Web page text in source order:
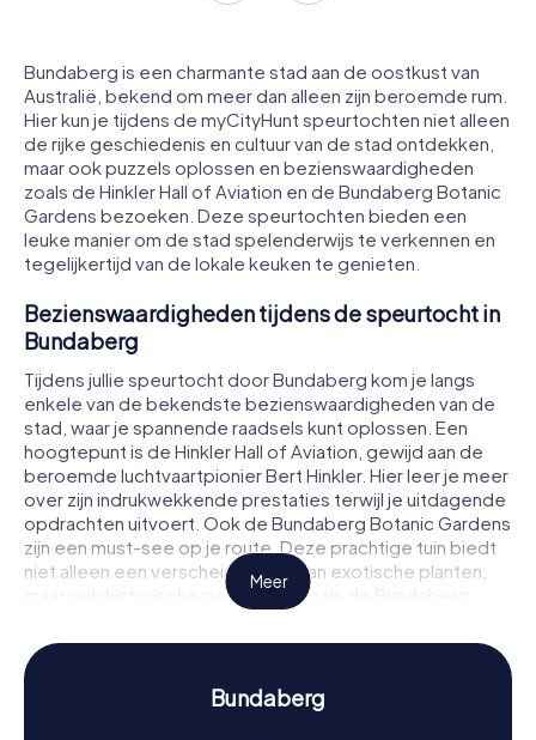
Bundaberg is een charmante stad aan de oostkust van
Australië, bekend om meer dan alleen zijn beroemde rum.
Hier kun je tijdens de myCityHunt speurtochten niet alleen
de rijke geschiedenis en cultuur van de stad ontdekken,
maar ook puzzels oplossen en bezienswaardigheden
zoals de Hinkler Hall of Aviation en de Bundaberg Botanic
Gardens bezoeken. Deze speurtochten bieden een
leuke manier om de stad spelenderwijs te verkennen en
tegelijkertijd van de lokale keuken te genieten.
Bezienswaardigheden tijdens de speurtocht in
Bundaberg
Tijdens jullie speurtocht door Bundaberg kom je langs
enkele van de bekendste bezienswaardigheden van de
stad, waar je spannende raadsels kunt oplossen. Een
hoogtepunt is de Hinkler Hall of Aviation, gewijd aan de
beroemde luchtvaartpionier Bert Hinkler. Hier leer je meer
over zijn indrukwekkende prestaties terwijl je uitdagende
opdrachten uitvoert. Ook de Bundaberg Botanic Gardens
zijn een must-see op je route. Deze prachtige tuin biedt
niet alleen een verscheidenheid aan exotische planten,
maar ook historische gebouwen zoals de Bundaberg
School of Arts. Een ander hoogtepunt is het Bundaberg
War Memorial, dat herinnert aan de gevallen soldaten van
de stad en ook deel uitmaakt van de speurtocht.
Geschiedenis en cultuur tijdens de speurtocht
Meer
Bundaberg